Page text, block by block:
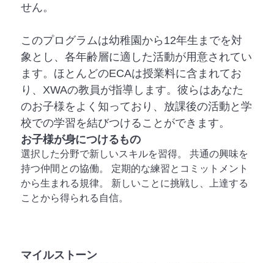
せん。
このプログラムは幼稚園から12年生までを対
象とし、各年齢層に適した活動が用意されてい
ます。ほとんどのECAは授業料に含まれてお
り、XWAの教員が指導します。彼らはあなた
のお子様をよく知っており、放課後の活動と学
校での学習を結びつけることができます。
お子様が身につけるもの
選択した分野で新しいスキルを習得。 共通の興味を
持つ仲間との協働。 定期的な練習とコミットメント
から生まれる規律。 新しいことに挑戦し、上達する
ことから得られる自信。
マイルストーン